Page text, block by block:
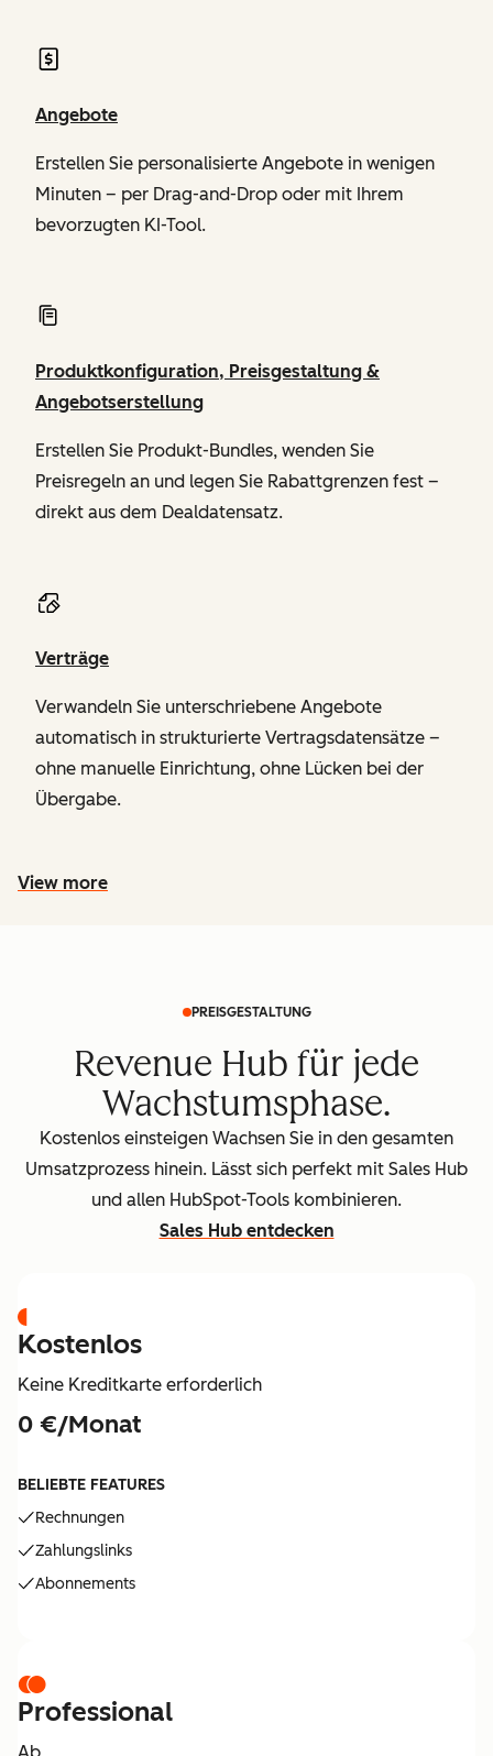
Angebote
Erstellen Sie personalisierte Angebote in wenigen
Minuten – per Drag-and-Drop oder mit Ihrem
bevorzugten KI-Tool.
Produktkonfiguration, Preisgestaltung &
Angebotserstellung
Erstellen Sie Produkt-Bundles, wenden Sie
Preisregeln an und legen Sie Rabattgrenzen fest –
direkt aus dem Dealdatensatz.
Verträge
Verwandeln Sie unterschriebene Angebote
automatisch in strukturierte Vertragsdatensätze –
ohne manuelle Einrichtung, ohne Lücken bei der
Übergabe.
View more
PREISGESTALTUNG
Revenue Hub für jede
Wachstumsphase.
Kostenlos einsteigen Wachsen Sie in den gesamten
Umsatzprozess hinein. Lässt sich perfekt mit Sales Hub
und allen HubSpot-Tools kombinieren.
Sales Hub entdecken
Kostenlos
Keine Kreditkarte erforderlich
0 €/Monat
BELIEBTE FEATURES
Rechnungen
Zahlungslinks
Abonnements
Professional